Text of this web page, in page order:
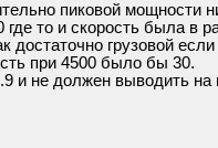
пиковой мощности
то и скорость была в
достаточно грузовой
при 4500 было бы 30.
и не должен выводить